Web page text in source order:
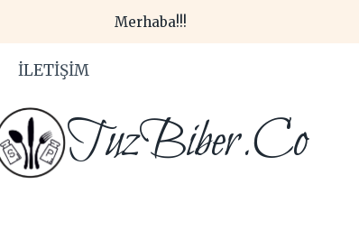
Merhaba!!!
İLETIŞIM
TuzBiber.Co